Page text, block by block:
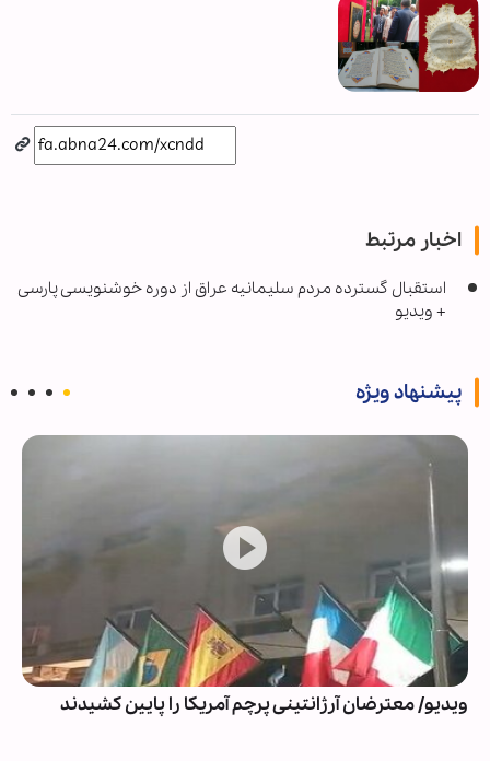
اخبار مرتبط
استقبال گسترده مردم سلیمانیه عراق از دوره خوشنویسی پارسی
+ ویدیو
پیشنهاد ویژه
ویدیو/ معترضان آرژانتینی پرچم آمریکا را پایین کشیدند